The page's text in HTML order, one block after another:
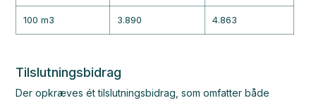
100 m3 3.890 4.863
Tilslutningsbidrag
Der opkræves ét tilslutningsbidrag, som omfatter både